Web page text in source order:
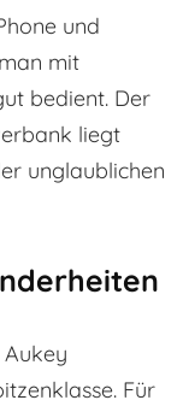
und
mit
bedient. Der
liegt
unglaublichen
Für